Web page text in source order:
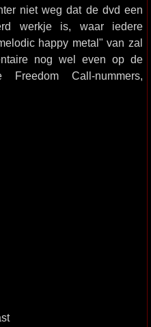
niet weg dat de dvd een
werkje is, waar iedere
happy metal" van zal
nog wel even op de
Freedom Call-nummers,